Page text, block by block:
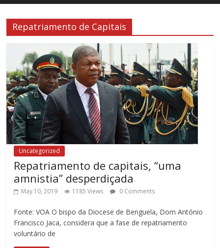
Repatriamento de Capitais
Uncategorized
Repatriamento de capitais, “uma
amnistia” desperdiçada
May 10, 2019 1185 Views 0 Comments
Fonte: VOA O bispo da Diocese de Benguela, Dom António
Francisco Jaca, considera que a fase de repatriamento
voluntário de